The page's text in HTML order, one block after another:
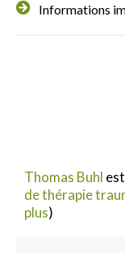
Informations
Thomas Buhl
de thérapie
plus)